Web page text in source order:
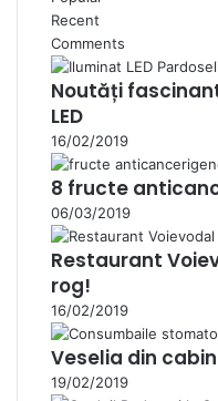
Recent
Comments
Noutăți
LED
16/02/2019
8 fructe
06/03/2019
Restaurant
rog!
16/02/2019
Veselia din
19/02/2019